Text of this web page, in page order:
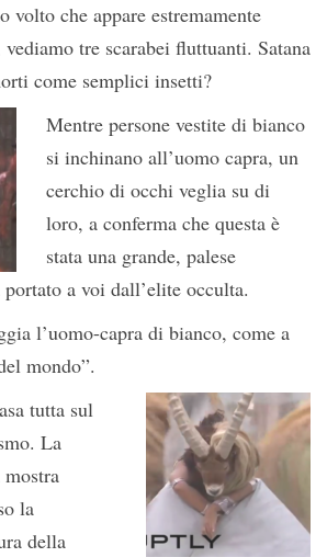
volto che appare estremamente
tre scarabei fluttuanti. Satana
come semplici insetti?
Mentre persone vestite di bianco
si inchinano all’uomo capra, un
cerchio di occhi veglia su di
loro, a conferma che questa è
stata una grande, palese
a voi dall’elite occulta.
l’uomo-capra di bianco, come a
mondo”.
tutta sul
La
la
della